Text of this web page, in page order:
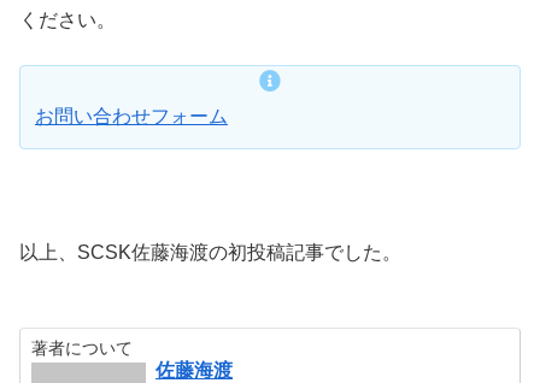
ください。
お問い合わせフォーム
以上、SCSK佐藤海渡の初投稿記事でした。
著者について
佐藤海渡